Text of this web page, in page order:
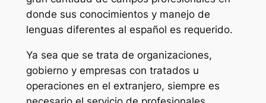
donde sus conocimientos y manejo de
lenguas diferentes al español es requerido.
Ya sea que se trata de organizaciones,
gobierno y empresas con tratados u
operaciones en el extranjero, siempre es